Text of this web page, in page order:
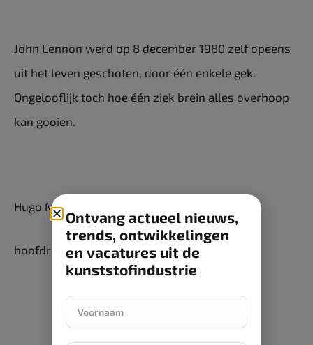
John Lennon werd op 8 december 1980 zelf opeens
uit het leven ­geschoten, door één enkele gek.
Ongelooflijk toch hoe één ziek brein alles overhoop
kan gooien.
Hugo M. van der Horst
hoofdredacteur Kunststof Magazine
Ontvang actueel nieuws,
trends, ontwikkelingen
en vacatures uit de
kunststofindustrie